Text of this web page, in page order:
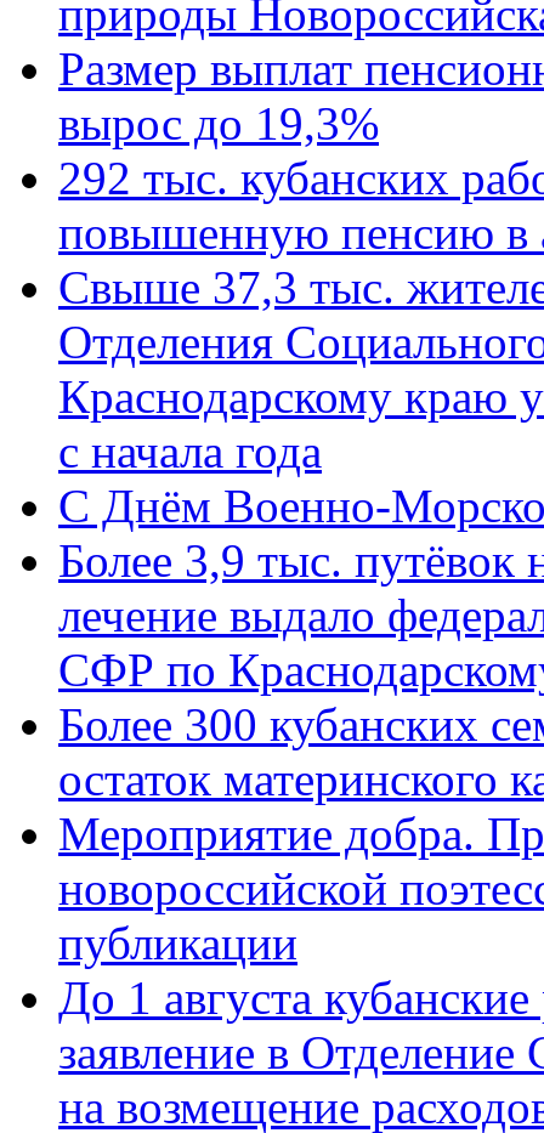
природы
Размер выплат
вырос до 19,3%
292 тыс. кубанских
повышенную пенсию в
Свыше 37,3 тыс.
Отделения
Краснодарскому краю
с начала года
C Днём Военно-
Более 3,9 тыс. путёвок
лечение выдало
СФР по
Более 300 кубанских
остаток материнского
Мероприятие добра.
новороссийской
публикации
До 1 августа
заявление в
на возмещение